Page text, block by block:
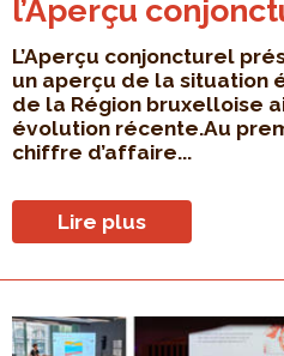
l’Aperçu
L’Aperçu conjoncturel
un aperçu de la situation
de la Région bruxelloise
évolution récente.Au
chiffre d’affaire...
Lire plus